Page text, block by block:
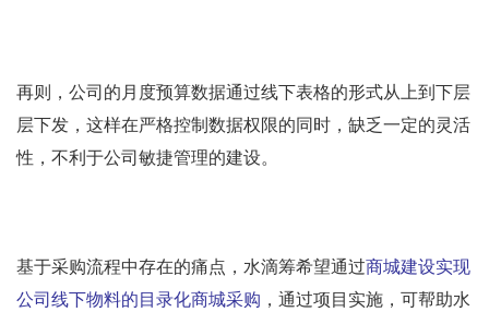
再则，公司的月度预算数据通过线下表格的形式从上到下层
层下发，这样在严格控制数据权限的同时，缺乏一定的灵活
性，不利于公司敏捷管理的建设。
基于采购流程中存在的痛点，水滴筹希望通过商城建设实现
公司线下物料的目录化商城采购 ，通过项目实施，可帮助水